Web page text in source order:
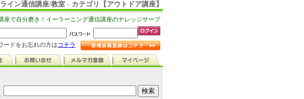
イン通信講座/教室 - カテゴリ【アウトドア講座】
座で自分磨き！イーラーニング通信講座のナレッジサーブ
ードをお忘れの方はコチラ